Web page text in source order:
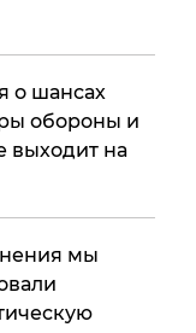
о шансах
обороны и
выходит на
мы